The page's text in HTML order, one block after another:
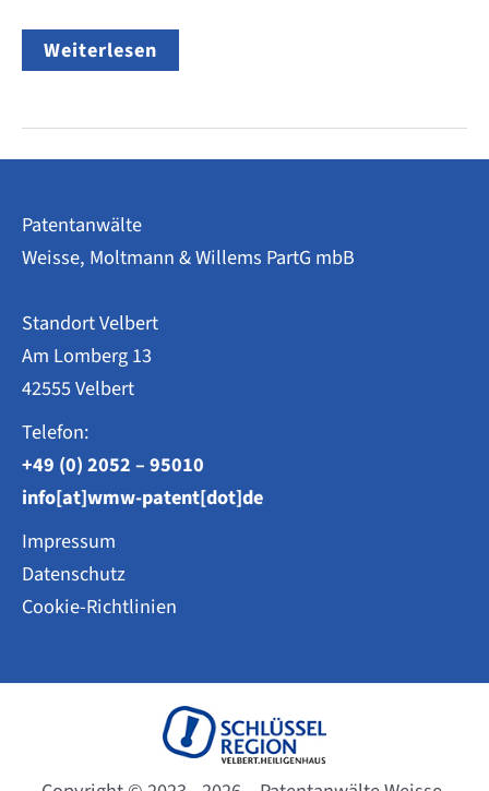
Unterscheidungskraft
von
DPMA
Gemeinsame
16.02.2026
um
Weiterlesen
Patentanwälte
Weisse, Moltmann & Willems PartG mbB
Standort Velbert
Am Lomberg 13
42555 Velbert
Telefon:
+49 (0) 2052 – 95010
info[at]wmw-patent[dot]de
Impressum
Datenschutz
Cookie-Richtlinien